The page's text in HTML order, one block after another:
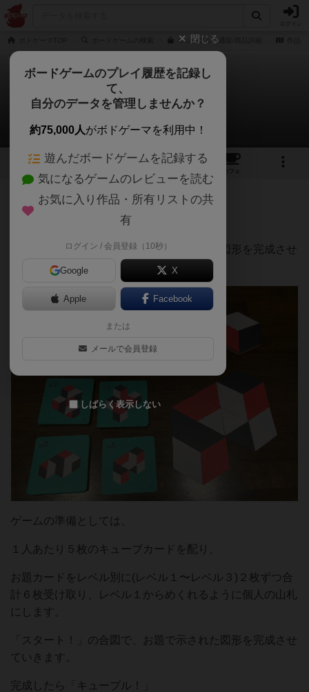
キューブルの通販/商品詳細
キューブル
ポッターさんのレビュー
4 2
カフェ
240名 3名 0 約1年前
六角形のキューブを配置して、お題となる図形を完成させ
るパズルゲーム。
ゲームの準備としては、
１人あたり５枚のキューブカードを配り、
お題カードをレベル別に(レベル１〜レベル３)２枚ずつ合
計６枚受け取り、レベル１からめくれるように個人の山札
にします。
「スタート！」の合図で、お題で示された図形を完成させ
ていきます。
完成したら「キューブル！」
閉じる
ボードゲームのプレイ履歴を記録し
て、
自分のデータを管理しませんか？
約75,000人がボドゲーマを利用中！
遊んだボードゲームを記録する
気になるゲームのレビューを読む
お気に入り作品・所有リストの共
有
ログイン / 会員登録（10秒）
Google X
Apple Facebook
または
メールで会員登録
しばらく表示しない